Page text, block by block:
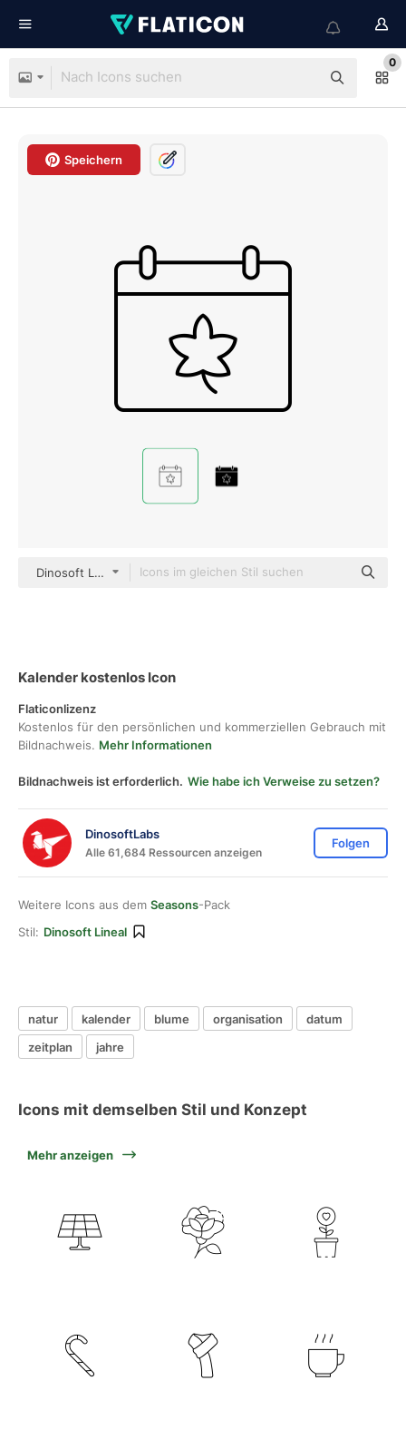
0
Speichern
Dinosoft Lineal
Kalender kostenlos Icon
Flaticonlizenz
Kostenlos für den persönlichen und kommerziellen Gebrauch mit
Bildnachweis. Mehr Informationen
Bildnachweis ist erforderlich. Wie habe ich Verweise zu setzen?
DinosoftLabs
Alle 61,684 Ressourcen anzeigen
Folgen
Weitere Icons aus dem Seasons-Pack
Stil: Dinosoft Lineal
natur kalender blume organisation
datum
zeitplan
jahre
Icons mit demselben Stil und Konzept
Mehr anzeigen